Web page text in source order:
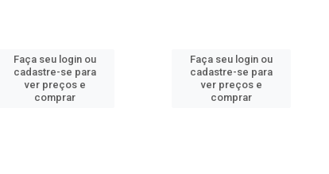
Faça seu login ou
cadastre-se para
ver preços e
comprar
Faça seu login ou
cadastre-se para
ver preços e
comprar